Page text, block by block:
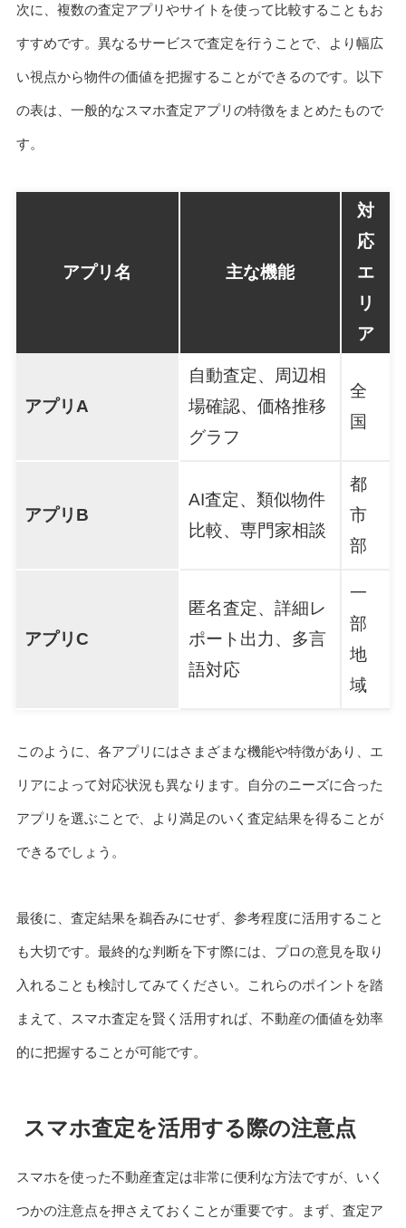
次に、複数の査定アプリやサイトを使って比較することもお
すすめです。異なるサービスで査定を行うことで、より幅広
い視点から物件の価値を把握することができるのです。以下
の表は、一般的なスマホ査定アプリの特徴をまとめたもので
す。
アプリ名 主な機能
対
応
エ
リ
ア
アプリA
自動査定、周辺相
場確認、価格推移
グラフ
全
国
アプリB
AI査定、類似物件
比較、専門家相談
都
市
部
アプリC
匿名査定、詳細レ
ポート出力、多言
語対応
一
部
地
域
このように、各アプリにはさまざまな機能や特徴があり、エ
リアによって対応状況も異なります。自分のニーズに合った
アプリを選ぶことで、より満足のいく査定結果を得ることが
できるでしょう。
最後に、査定結果を鵜呑みにせず、参考程度に活用すること
も大切です。最終的な判断を下す際には、プロの意見を取り
入れることも検討してみてください。これらのポイントを踏
まえて、スマホ査定を賢く活用すれば、不動産の価値を効率
的に把握することが可能です。
スマホ査定を活用する際の注意点
スマホを使った不動産査定は非常に便利な方法ですが、いく
つかの注意点を押さえておくことが重要です。まず、査定ア